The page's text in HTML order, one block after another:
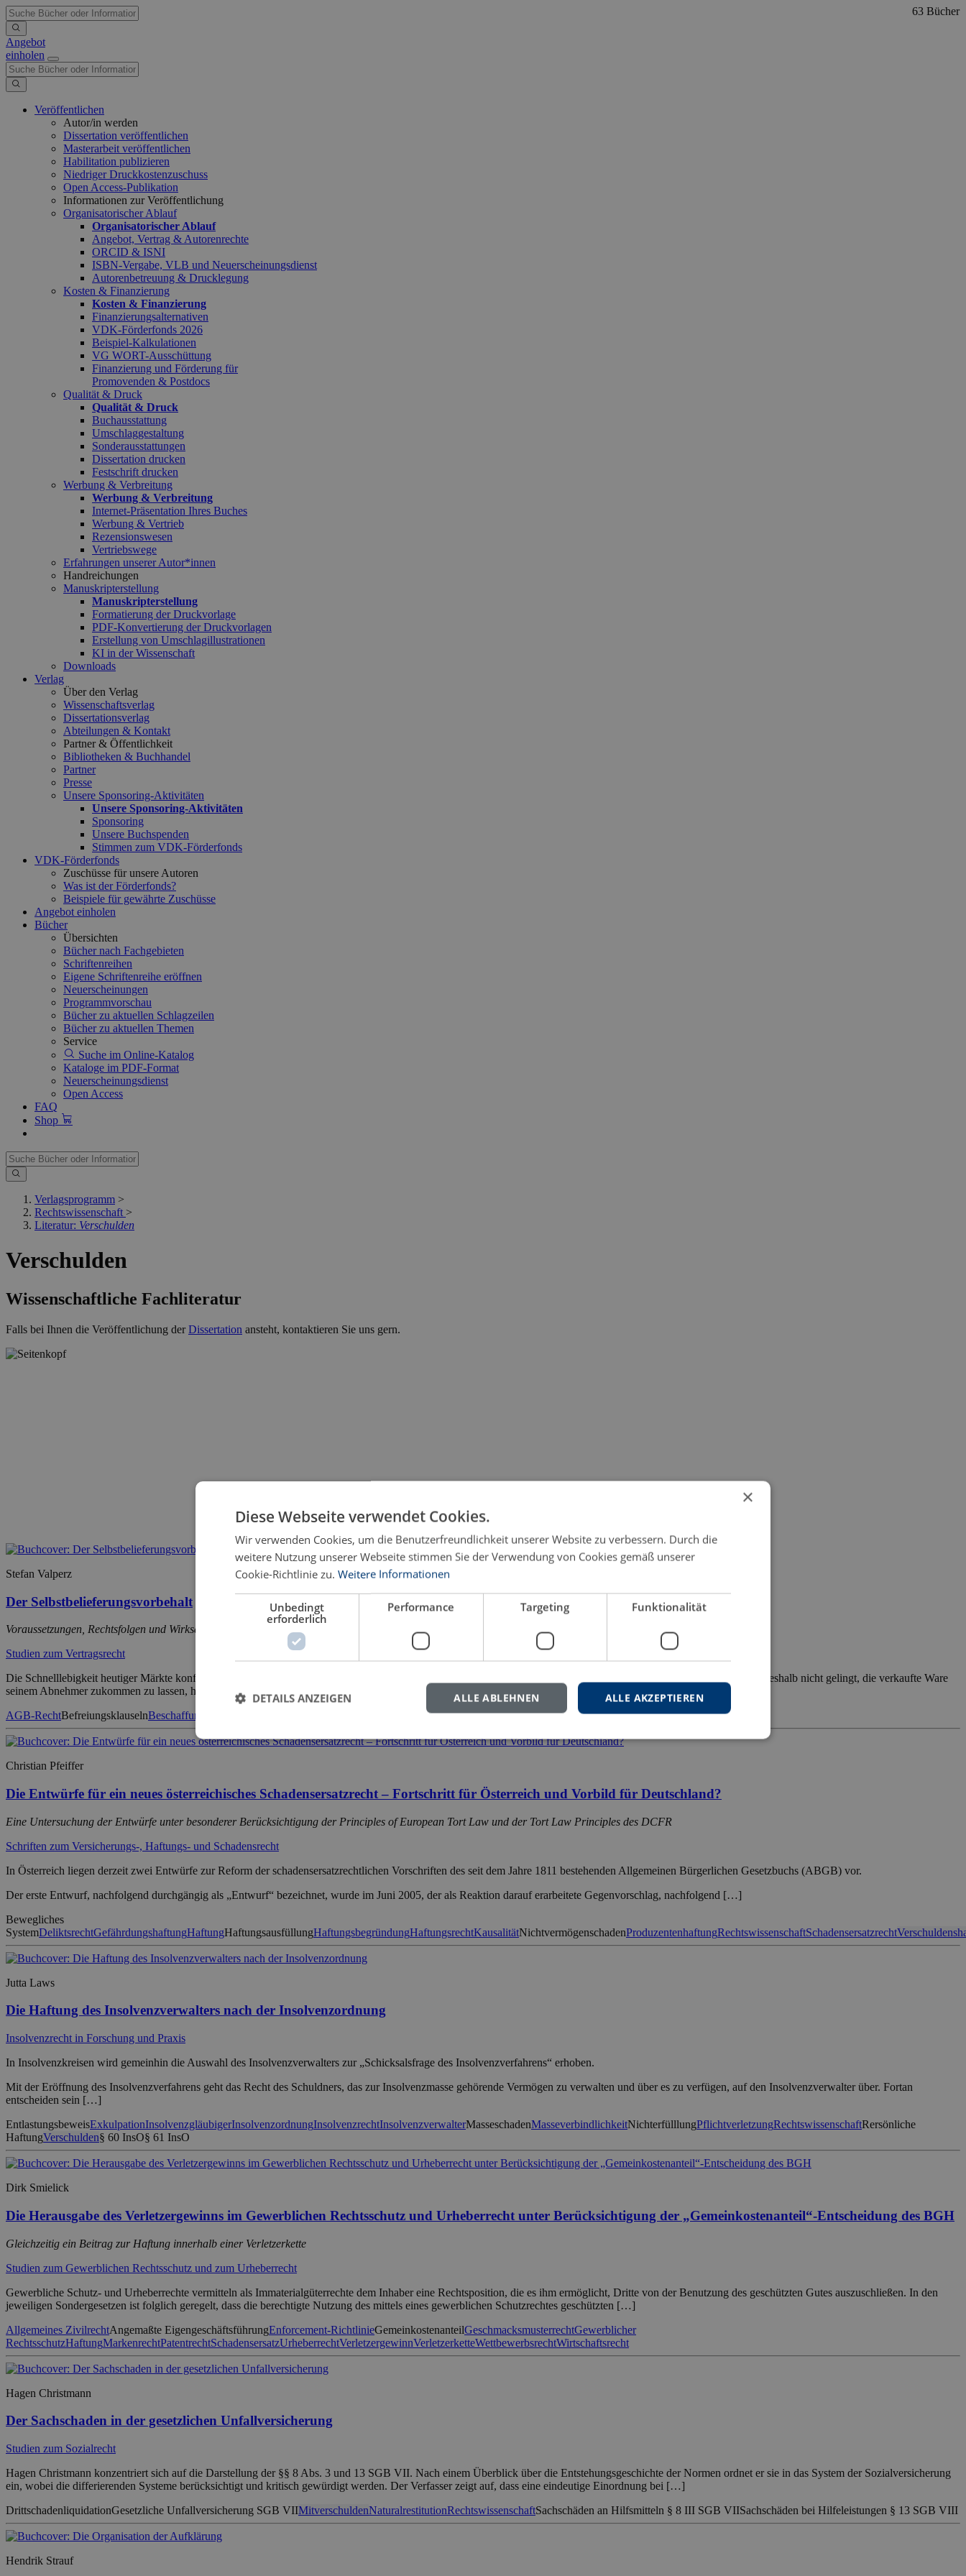
Angebot
einholen
Veröffentlichen
Autor/in werden
Dissertation veröffentlichen
Masterarbeit veröffentlichen
Habilitation publizieren
Niedriger Druckkostenzuschuss
Open Access-Publikation
Informationen zur Veröffentlichung
Organisatorischer Ablauf
Organisatorischer Ablauf
Angebot, Vertrag & Autorenrechte
ORCID & ISNI
ISBN-Vergabe, VLB und Neuerscheinungsdienst
Autorenbetreuung & Drucklegung
Kosten & Finanzierung
Kosten & Finanzierung
Finanzierungsalternativen
VDK-Förderfonds 2026
Beispiel-Kalkulationen
VG WORT-Ausschüttung
Finanzierung und Förderung für
Promovenden & Postdocs
Qualität & Druck
Qualität & Druck
Buchausstattung
Umschlaggestaltung
Sonderausstattungen
Dissertation drucken
Festschrift drucken
Werbung & Verbreitung
Werbung & Verbreitung
Internet-Präsentation Ihres Buches
Werbung & Vertrieb
Rezensionswesen
Vertriebswege
Erfahrungen unserer Autor*innen
Handreichungen
Manuskripterstellung
Manuskripterstellung
Formatierung der Druckvorlage
PDF-Konvertierung der Druckvorlagen
Erstellung von Umschlagillustrationen
KI in der Wissenschaft
Downloads
Verlag
Über den Verlag
Wissenschaftsverlag
Dissertationsverlag
Abteilungen & Kontakt
Partner & Öffentlichkeit
Bibliotheken & Buchhandel
Partner
Presse
Unsere Sponsoring-Aktivitäten
Unsere Sponsoring-Aktivitäten
Sponsoring
Unsere Buchspenden
Stimmen zum VDK-Förderfonds
VDK-Förderfonds
Zuschüsse für unsere Autoren
Was ist der Förderfonds?
Beispiele für gewährte Zuschüsse
Angebot einholen
Bücher
Übersichten
Bücher nach Fachgebieten
Schriftenreihen
Eigene Schriftenreihe eröffnen
Neuerscheinungen
Programmvorschau
Bücher zu aktuellen Schlagzeilen
Bücher zu aktuellen Themen
Service
Suche im Online-Katalog
Kataloge im PDF-Format
Neuerscheinungsdienst
Open Access
FAQ
Shop
Verlagsprogramm >
Rechtswissenschaft >
Literatur: Verschulden
63 Bücher
Verschulden
Wissenschaftliche Fachliteratur
Falls bei Ihnen die Veröffentlichung derDissertation ansteht, kontaktieren Sie uns gern.
Stefan Valperz
Der Selbstbelieferungsvorbehalt
Voraussetzungen, Rechtsfolgen und Wirksamkeit
Studien zum Vertragsrecht
Die Schnelllebigkeit heutiger Märkte konfrontiert den Handel mit großen Herausforderungen. Der Händler, der von seinem Lieferanten nicht beliefert wird und dem es deshalb nicht gelingt, die verkaufte Ware
seinem Abnehmer zukommen zu lassen, haftet gemäß § 276 I S. 1 BGB verschuldensunabhängig auf Schadensersatz. Einen Ausweg aus diesem Dilemma […]
AGB-RechtBefreiungsklauselnBeschaffungsrisiko HandelsklauselnHandelsrechtKongruentes DeckungsgeschäftVertragsrechtZivilrecht
Christian Pfeiffer
Die Entwürfe für ein neues österreichisches Schadensersatzrecht – Fortschritt für Österreich und Vorbild für Deutschland?
Eine Untersuchung der Entwürfe unter besonderer Berücksichtigung der Principles of European Tort Law und der Tort Law Principles des DCFR
Schriften zum Versicherungs-, Haftungs- und Schadensrecht
In Österreich liegen derzeit zwei Entwürfe zur Reform der schadensersatzrechtlichen Vorschriften des seit dem Jahre 1811 bestehenden Allgemeinen Bürgerlichen Gesetzbuchs (ABGB) vor.
Der erste Entwurf, nachfolgend durchgängig als „Entwurf“ bezeichnet, wurde im Juni 2005, der als Reaktion darauf erarbeitete Gegenvorschlag, nachfolgend […]
Bewegliches
SystemDeliktsrechtGefährdungshaftungHaftungHaftungsausfüllungHaftungsbegründungHaftungsrechtKausalitätNichtvermögenschadenProduzentenhaftungRechtswissenschaftSchadensersatzrecht
Jutta Laws
Die Haftung des Insolvenzverwalters nach der Insolvenzordnung
Insolvenzrecht in Forschung und Praxis
In Insolvenzkreisen wird gemeinhin die Auswahl des Insolvenzverwalters zur „Schicksalsfrage des Insolvenzverfahrens“ erhoben.
Mit der Eröffnung des Insolvenzverfahrens geht das Recht des Schuldners, das zur Insolvenzmasse gehörende Vermögen zu verwalten und über es zu verfügen, auf den Insolvenzverwalter über. Fortan
entscheiden sein […]
EntlastungsbeweisExkulpationInsolvenzgläubigerInsolvenzordnungInsolvenzrechtInsolvenzverwalterMasseschadenMasseverbindlichkeitNichterfülllungPflichtverletzungRechtswissenschaftRersönliche
HaftungVerschulden§ 60 InsO§ 61 InsO
Dirk Smielick
Die Herausgabe des Verletzergewinns im Gewerblichen Rechtsschutz und Urheberrecht unter Berücksichtigung der „Gemeinkostenanteil“-Entscheidung des BGH
Gleichzeitig ein Beitrag zur Haftung innerhalb einer Verletzerkette
Studien zum Gewerblichen Rechtsschutz und zum Urheberrecht
Gewerbliche Schutz- und Urheberrechte vermitteln als Immaterialgüterrechte dem Inhaber eine Rechtsposition, die es ihm ermöglicht, Dritte von der Benutzung des geschützten Gutes auszuschließen. In den
jeweiligen Sondergesetzen ist folglich geregelt, dass die berechtigte Nutzung des mittels eines gewerblichen Schutzrechtes geschützten […]
Allgemeines ZivilrechtAngemaßte EigengeschäftsführungEnforcement-RichtlinieGemeinkostenanteilGeschmacksmusterrechtGewerblicher
RechtsschutzHaftungMarkenrechtPatentrechtSchadensersatzUrheberrechtVerletzergewinnVerletzerketteWettbewerbsrechtWirtschaftsrecht
Hagen Christmann
Der Sachschaden in der gesetzlichen Unfallversicherung
Studien zum Sozialrecht
Hagen Christmann konzentriert sich auf die Darstellung der §§ 8 Abs. 3 und 13 SGB VII. Nach einem Überblick über die Entstehungsgeschichte der Normen ordnet er sie in das System der Sozialversicherung
ein, wobei die differierenden Systeme berücksichtigt und kritisch gewürdigt werden. Der Verfasser zeigt auf, dass eine eindeutige Einordnung bei […]
DrittschadenliquidationGesetzliche Unfallversicherung SGB VIIMitverschuldenNaturalrestitutionRechtswissenschaftSachschäden an Hilfsmitteln § 8 III SGB VIISachschäden bei Hilfeleistungen § 13 SGB VIII
Hendrik Strauf
×
Diese Webseite verwendet Cookies.
Wir verwenden Cookies, um die Benutzerfreundlichkeit unserer Website zu verbessern. Durch die
weitere Nutzung unserer Webseite stimmen Sie der Verwendung von Cookies gemäß unserer
Cookie-Richtlinie zu. Weitere Informationen
Unbedingt
erforderlich
Performance Targeting Funktionalität
ALLE AKZEPTIEREN
ALLE ABLEHNEN
DETAILS ANZEIGEN